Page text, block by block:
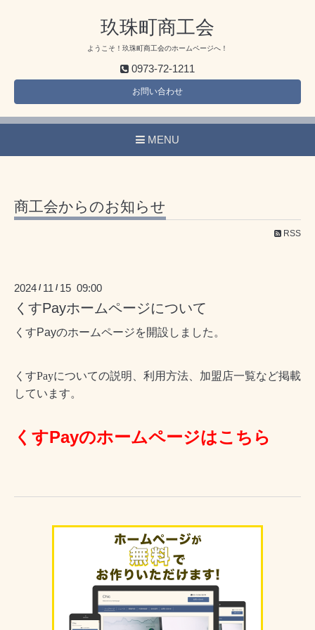
玖珠町商工会
ようこそ！玖珠町商工会のホームページへ！
0973-72-1211
お問い合わせ
MENU
商工会からのお知らせ
RSS
2024 / 11 / 15 09:00
くすPayホームページについて
くすPayのホームページを開設しました。
くすPayについての説明、利用方法、加盟店一覧など掲載
しています。
くすPayのホームページはこちら